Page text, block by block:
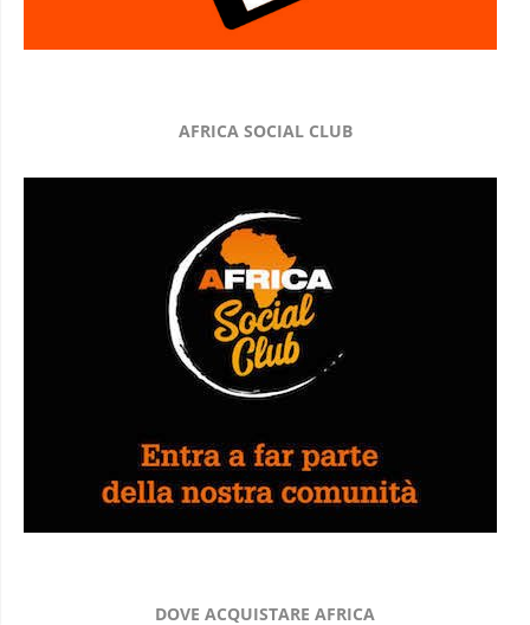
AFRICA SOCIAL CLUB
DOVE ACQUISTARE AFRICA